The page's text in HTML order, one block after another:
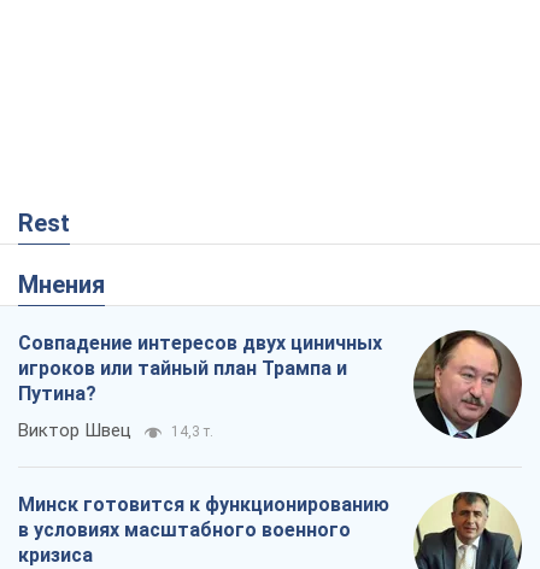
Rest
Мнения
Совпадение интересов двух циничных
игроков или тайный план Трампа и
Путина?
Виктор Швец 14,3 т.
Минск готовится к функционированию
в условиях масштабного военного
кризиса